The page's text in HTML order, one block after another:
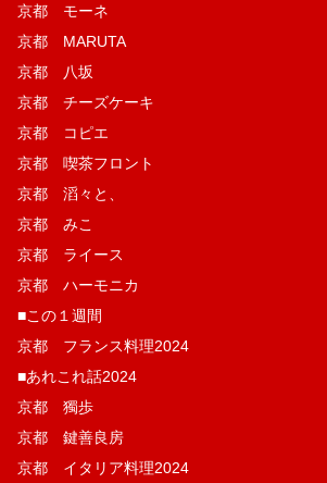
京都 モーネ
京都 MARUTA
京都 八坂
京都 チーズケーキ
京都 コピエ
京都 喫茶フロント
京都 滔々と、
京都 みこ
京都 ライース
京都 ハーモニカ
■この１週間
京都 フランス料理2024
■あれこれ話2024
京都 獨歩
京都 鍵善良房
京都 イタリア料理2024